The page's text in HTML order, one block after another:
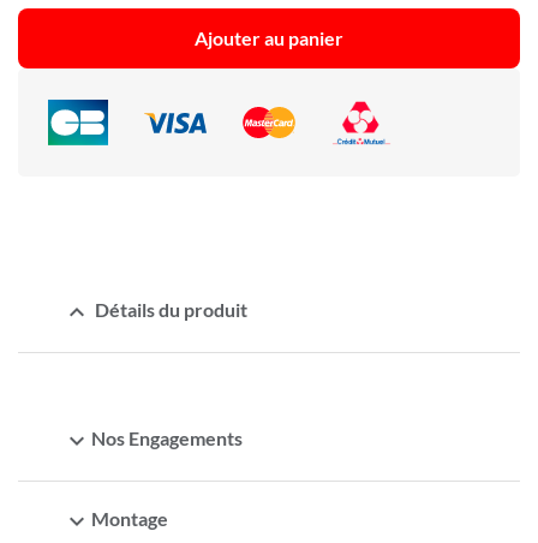
Ajouter au panier
expand_less Détails du produit
expand_more Nos Engagements
expand_more Montage